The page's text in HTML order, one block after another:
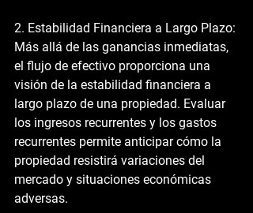
2. Estabilidad Financiera a Largo Plazo:
Más allá de las ganancias inmediatas,
el flujo de efectivo proporciona una
visión de la estabilidad financiera a
largo plazo de una propiedad. Evaluar
los ingresos recurrentes y los gastos
recurrentes permite anticipar cómo la
propiedad resistirá variaciones del
mercado y situaciones económicas
adversas.